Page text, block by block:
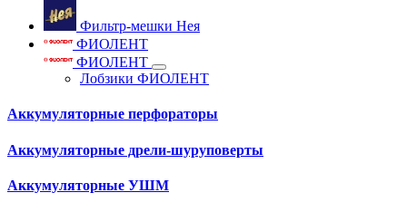
Фильтр-мешки Нея
ФИОЛЕНТ
ФИОЛЕНТ
Лобзики ФИОЛЕНТ
Аккумуляторные перфораторы
Аккумуляторные дрели-шуруповерты
Аккумуляторные УШМ